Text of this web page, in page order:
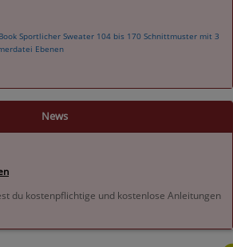
Sportlicher Sweater 104 bis 170 Schnittmuster mit 3
Ebenen
News
du kostenpflichtige und kostenlose Anleitungen